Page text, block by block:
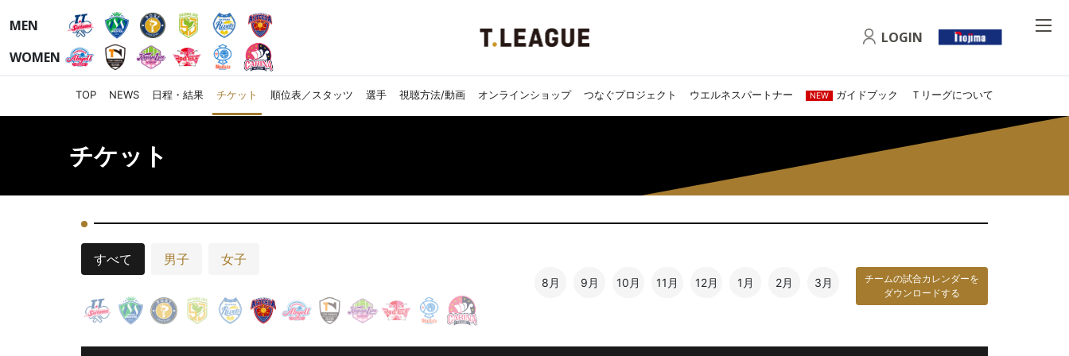
MEN
WOMEN
LOGIN
TOP NEWS 日程・結果 チケット 順位表／スタッツ 選手 視聴方法/動画 オンラインショップ つなぐプロジェクト ウエルネスパートナー NEW ガイドブック Ｔリーグについて
チケット
すべて 男子 女子
8月 9月 10月 11月 12月 1月 2月 3月
チームの試合カレンダーを
ダウンロードする